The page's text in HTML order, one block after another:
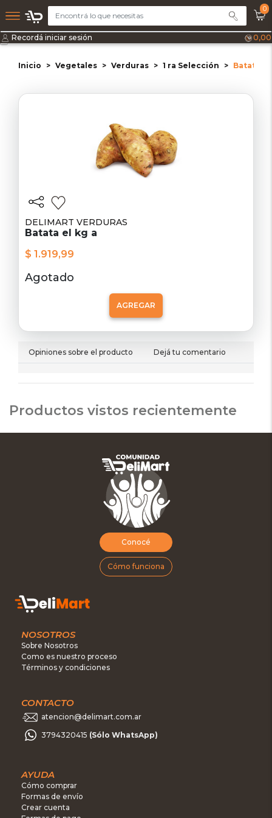
0
Recordá iniciar sesión 0,00
Inicio Vegetales Verduras 1 ra Selección Batata el
DELIMART VERDURAS
Batata el kg a
$ 1.919,99
Agotado
AGREGAR
Opiniones sobre el producto Dejá tu comentario
Productos vistos recientemente
Conocé
Cómo funciona
NOSOTROS
Sobre Nosotros
Como es nuestro proceso
Términos y condiciones
CONTACTO
atencion@delimart.com.ar
3794320415 (Sólo WhatsApp)
AYUDA
Cómo comprar
Formas de envío
Crear cuenta